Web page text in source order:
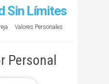
Sin Límites
Valores Personales
Personal